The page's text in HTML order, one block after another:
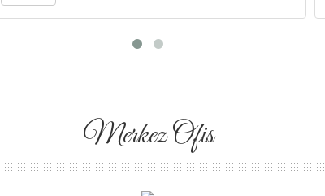
Merkez Ofis